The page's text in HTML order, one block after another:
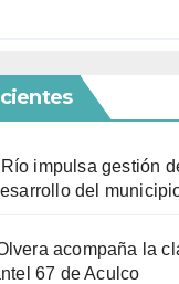
impulsa gestión
del
acompaña la
67 de Aculco